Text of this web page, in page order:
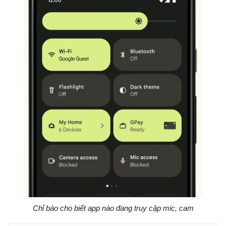
Chỉ báo cho biết app nào đang truy cập mic, cam